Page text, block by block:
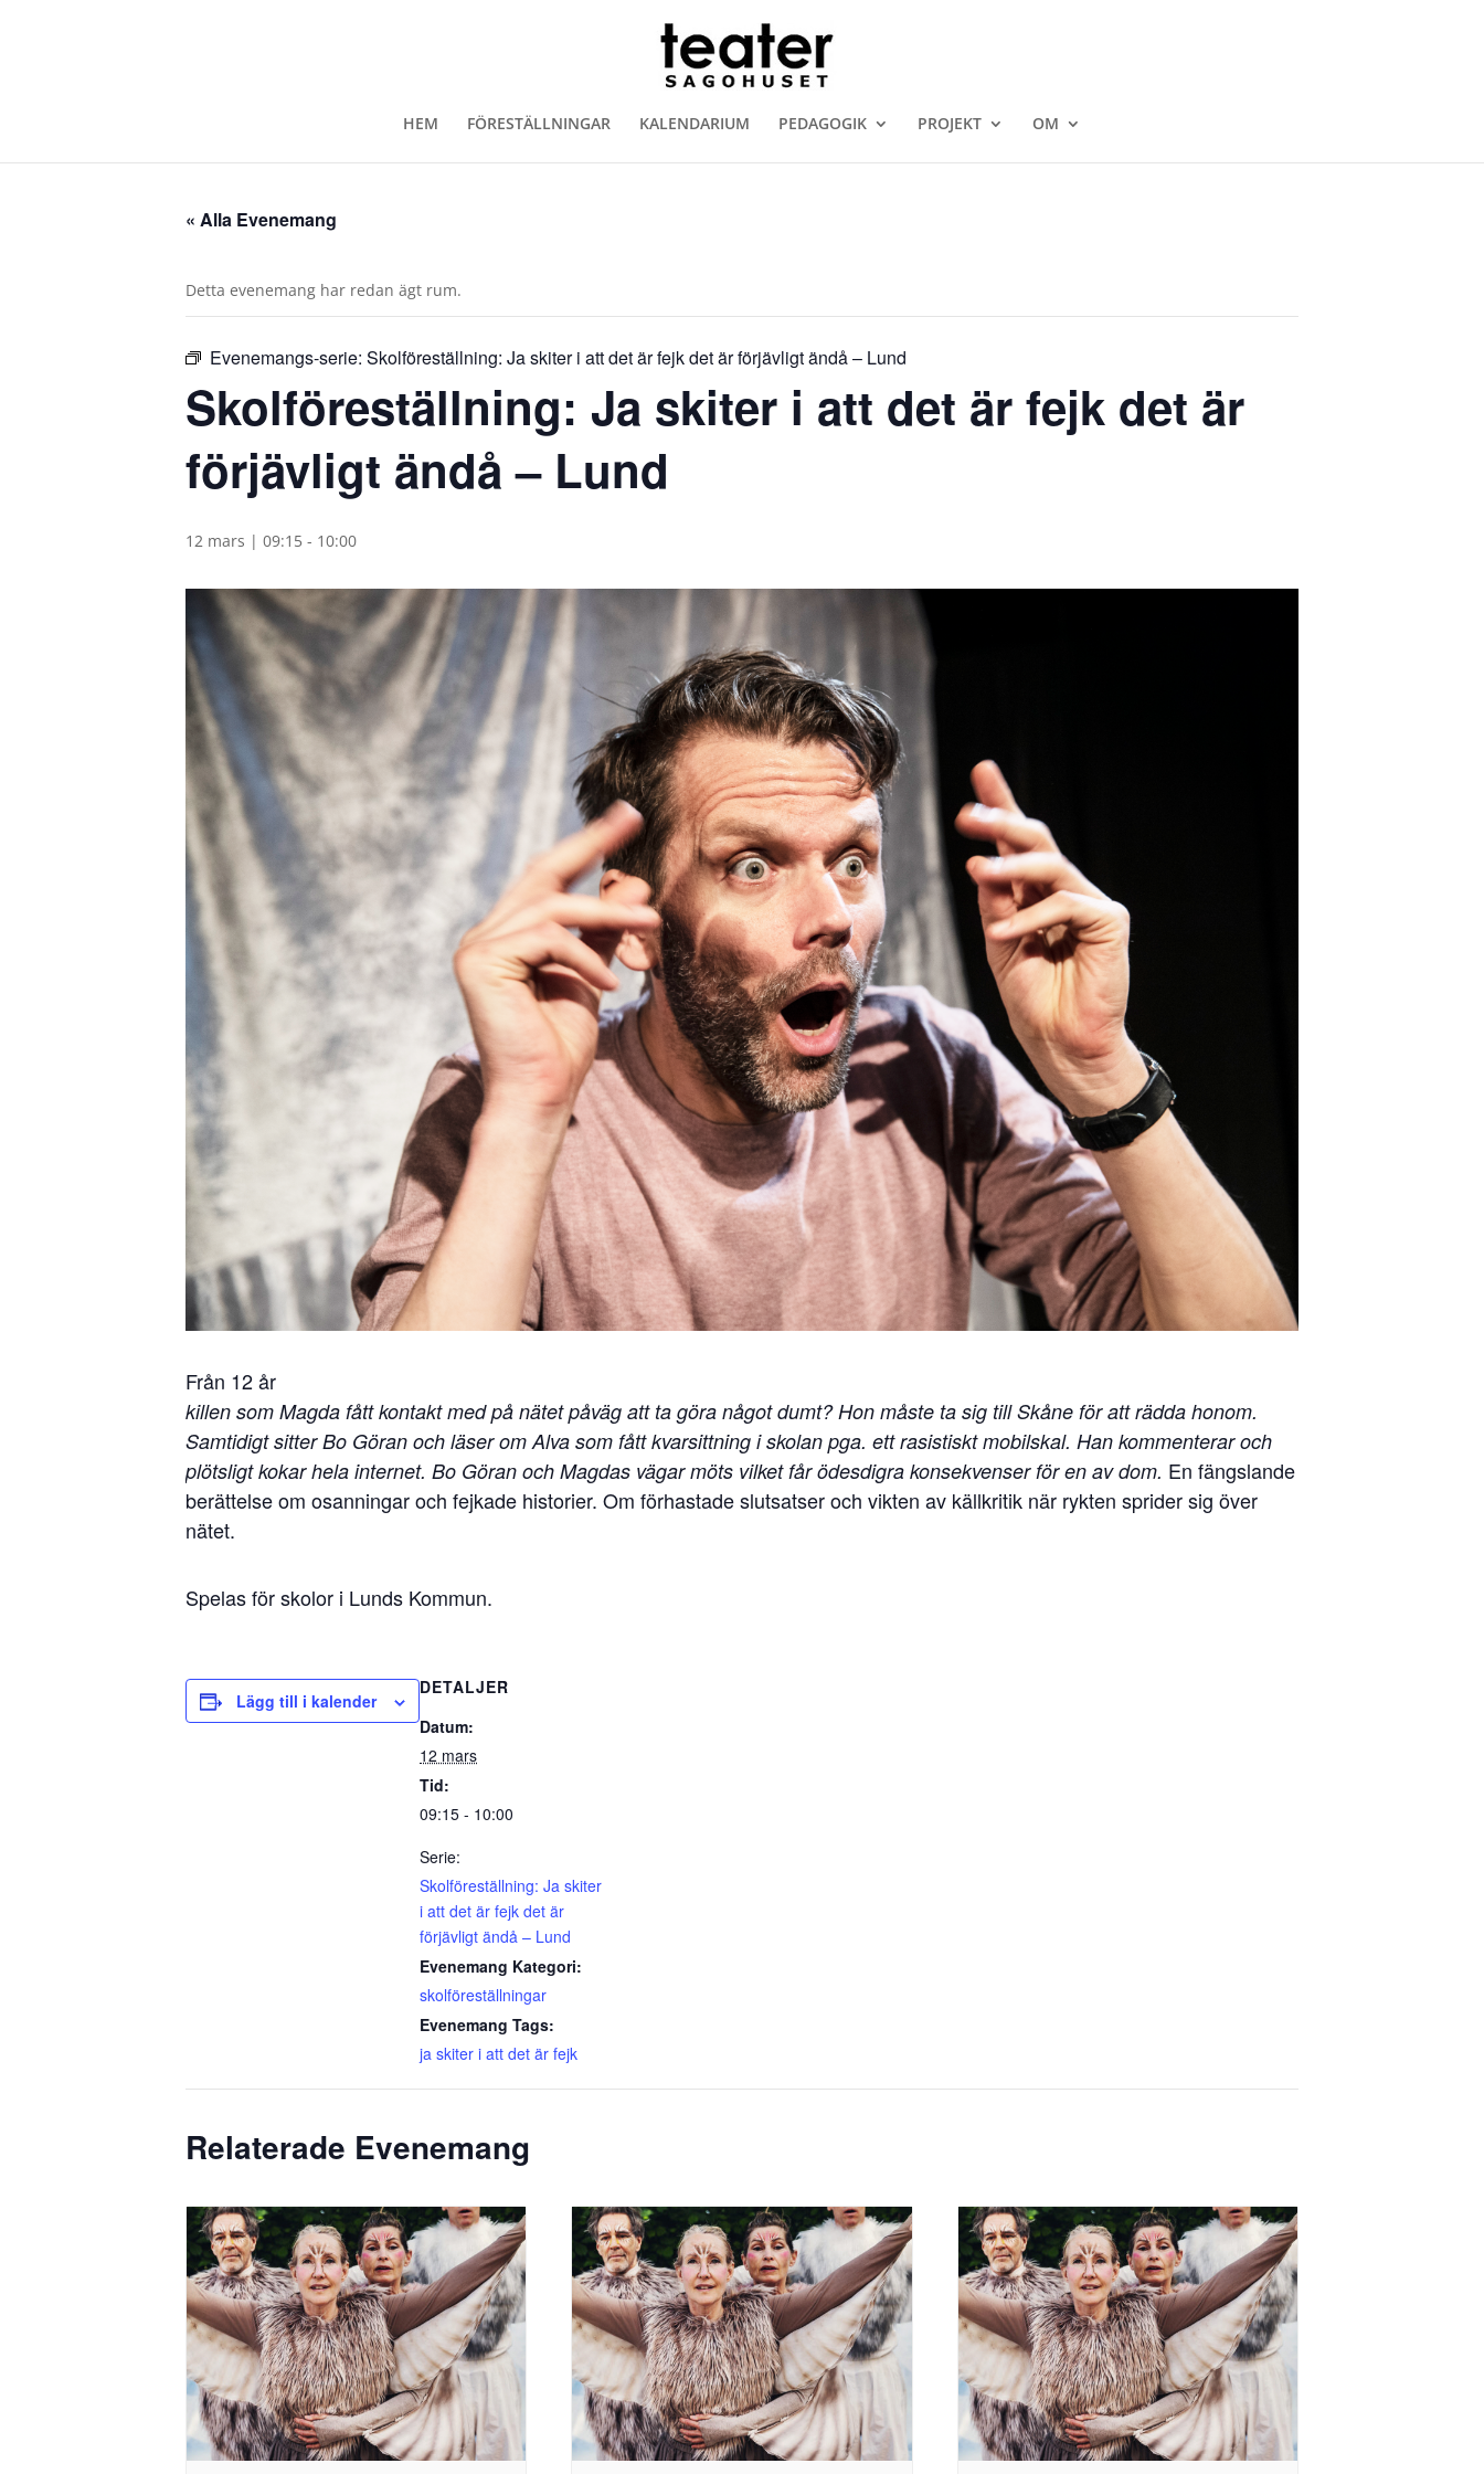
HEM FÖRESTÄLLNINGAR KALENDARIUM PEDAGOGIK PROJEKT OM
« Alla Evenemang
Detta evenemang har redan ägt rum.
Evenemangs-serie: Skolföreställning: Ja skiter i att det är fejk det är förjävligt ändå – Lund
Skolföreställning: Ja skiter i att det är fejk det är
förjävligt ändå – Lund
12 mars | 09:15 - 10:00
Från 12 år
killen som Magda fått kontakt med på nätet påväg att ta göra något dumt? Hon måste ta sig till Skåne för att rädda honom.
Samtidigt sitter Bo Göran och läser om Alva som fått kvarsittning i skolan pga. ett rasistiskt mobilskal. Han kommenterar och
plötsligt kokar hela internet. Bo Göran och Magdas vägar möts vilket får ödesdigra konsekvenser för en av dom. En fängslande
berättelse om osanningar och fejkade historier. Om förhastade slutsatser och vikten av källkritik när rykten sprider sig över
nätet.
Spelas för skolor i Lunds Kommun.
Lägg till i kalender
DETALJER
Datum:
12 mars
Tid:
09:15 - 10:00
Serie:
Skolföreställning: Ja skiter
i att det är fejk det är
förjävligt ändå – Lund
Evenemang Kategori:
skolföreställningar
Evenemang Tags:
ja skiter i att det är fejk
Relaterade Evenemang